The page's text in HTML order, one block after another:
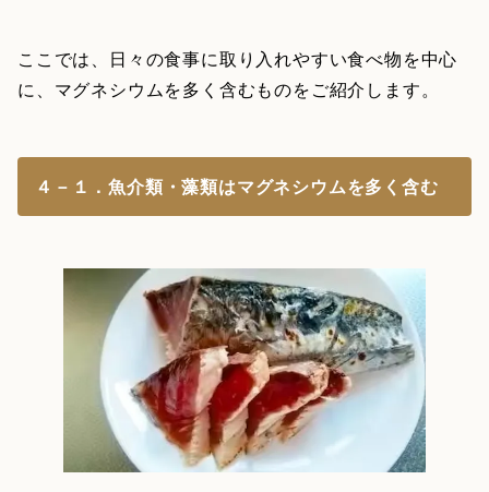
ここでは、日々の食事に取り入れやすい食べ物を中心
に、マグネシウムを多く含むものをご紹介します。
４－１．魚介類・藻類はマグネシウムを多く含む